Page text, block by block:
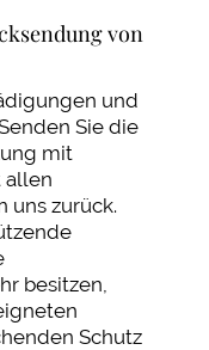
von
und
Sie die
mit
allen
uns zurück.
besitzen,
Schutz